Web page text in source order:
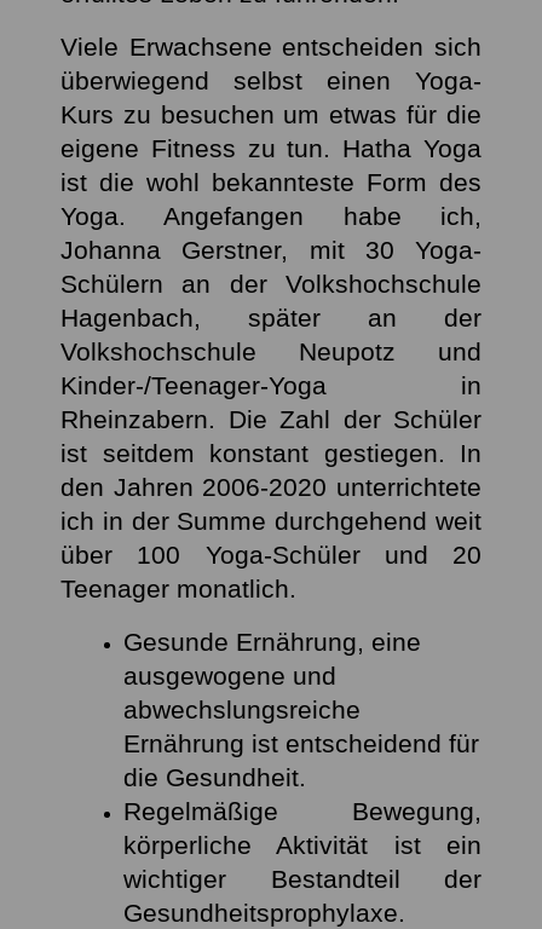
Viele Erwachsene entscheiden sich
überwiegend selbst einen Yoga-
Kurs zu besuchen um etwas für die
eigene Fitness zu tun. Hatha Yoga
ist die wohl bekannteste Form des
Yoga. Angefangen habe ich,
Johanna Gerstner, mit 30 Yoga-
Schülern an der Volkshochschule
Hagenbach, später an der
Volkshochschule Neupotz und
Kinder-/Teenager-Yoga in
Rheinzabern. Die Zahl der Schüler
ist seitdem konstant gestiegen. In
den Jahren 2006-2020 unterrichtete
ich in der Summe durchgehend weit
über 100 Yoga-Schüler und 20
Teenager monatlich.
Gesunde Ernährung, eine
ausgewogene und
abwechslungsreiche
Ernährung ist entscheidend für
die Gesundheit.
Regelmäßige Bewegung,
körperliche Aktivität ist ein
wichtiger Bestandteil der
Gesundheitsprophylaxe.